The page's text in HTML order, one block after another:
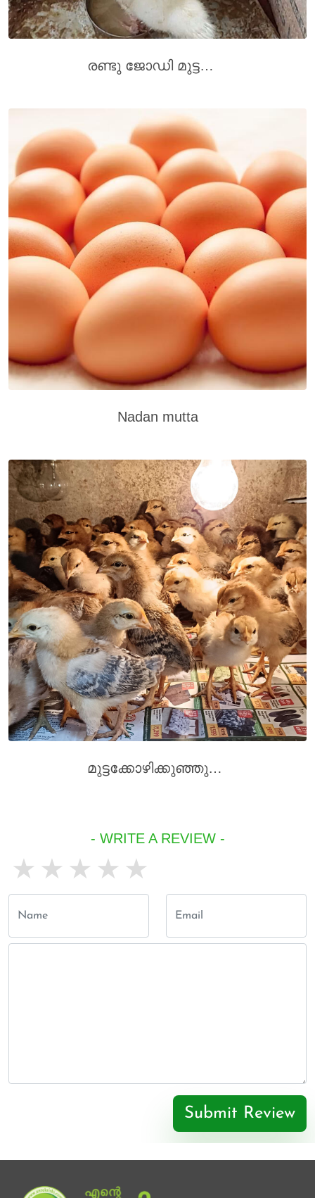
രണ്ടു ജോഡി മുട്ടയിടുന്ന വാത്ത
Nadan mutta
മുട്ടക്കോഴിക്കുഞ്ഞുങ്ങൾ
- WRITE A REVIEW -
4 stars
3 stars
2 stars
1 star
Submit Review